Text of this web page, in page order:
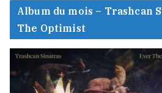
Album du mois – Trashcan
The Optimist